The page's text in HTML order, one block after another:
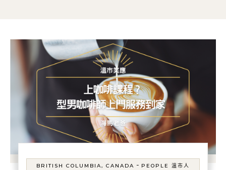
BRITISH COLUMBIA, CANADA - PEOPLE 溫市人